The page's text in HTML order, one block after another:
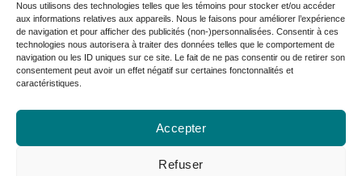
Nous utilisons des technologies telles que les témoins pour stocker et/ou accéder
aux informations relatives aux appareils. Nous le faisons pour améliorer l’expérience
de navigation et pour afficher des publicités (non-)personnalisées. Consentir à ces
technologies nous autorisera à traiter des données telles que le comportement de
navigation ou les ID uniques sur ce site. Le fait de ne pas consentir ou de retirer son
consentement peut avoir un effet négatif sur certaines fonctonnalités et
caractéristiques.
Accepter
Refuser
- Pregnancy and newborns
- Anti aging and beauty
Nos partenaires